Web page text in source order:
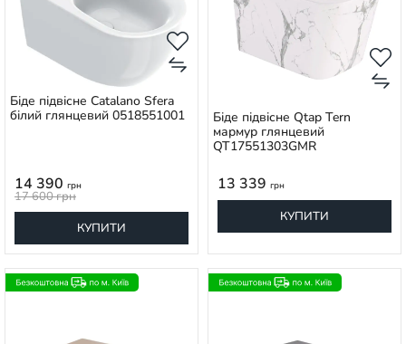
Біде підвісне Catalano Sfera
білий глянцевий 0518551001
14 390 грн
17 600грн
КУПИТИ
Біде підвісне Qtap Tern
мармур глянцевий
QT17551303GMR
13 339 грн
КУПИТИ